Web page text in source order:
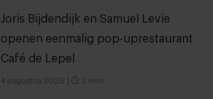
Joris Bijdendijk en Samuel Levie
openen eenmalig pop-uprestaurant
Café de Lepel
4 augustus 2026 3 min